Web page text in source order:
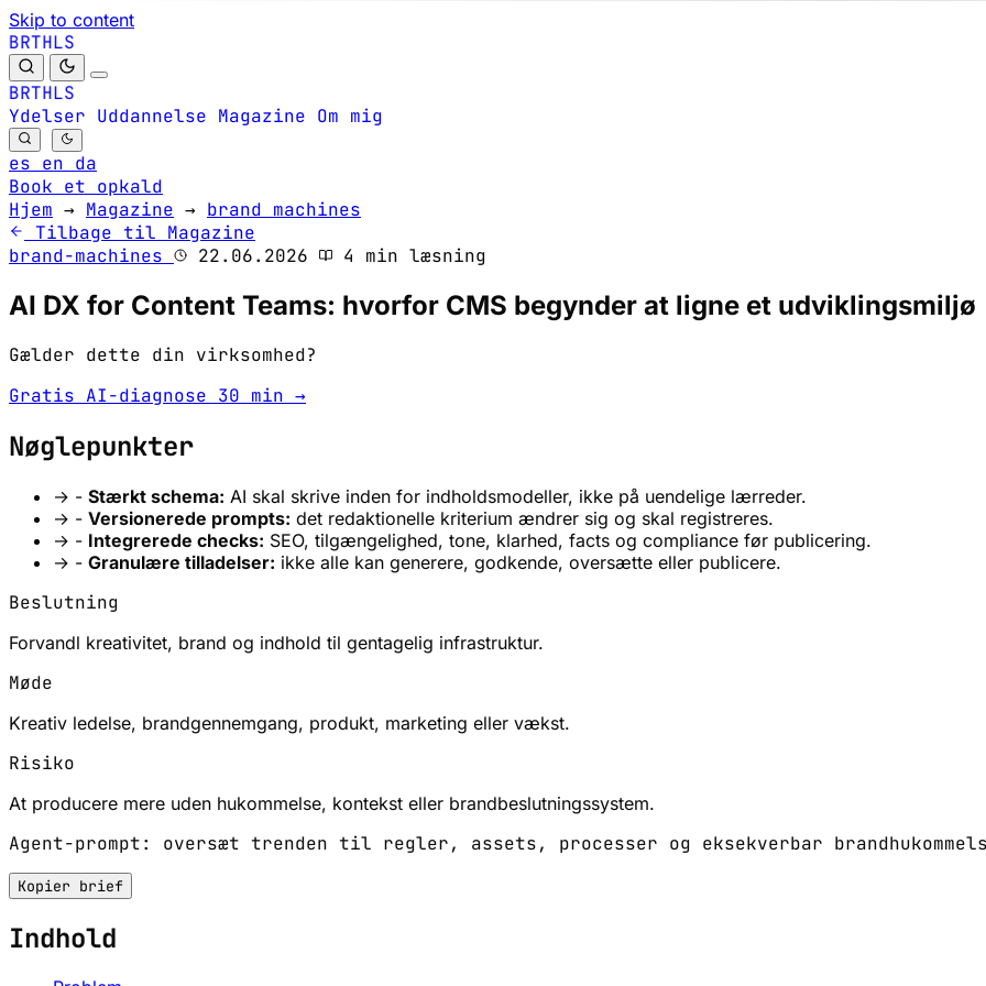
Skip to content
BRTHLS
BRTHLS
Ydelser Uddannelse Magazine Om mig
es en da
Book et opkald
Hjem → Magazine → brand machines
Tilbage til Magazine
brand-machines
22.06.2026 4 min læsning
AI DX for Content Teams: hvorfor CMS begynder at ligne et udviklingsmiljø
Gælder dette din virksomhed?
Gratis AI-diagnose 30 min →
Nøglepunkter
→ - Stærkt schema: AI skal skrive inden for indholdsmodeller, ikke på uendelige lærreder.
→ - Versionerede prompts: det redaktionelle kriterium ændrer sig og skal registreres.
→ - Integrerede checks: SEO, tilgængelighed, tone, klarhed, facts og compliance før publicering.
→ - Granulære tilladelser: ikke alle kan generere, godkende, oversætte eller publicere.
Beslutning
Forvandl kreativitet, brand og indhold til gentagelig infrastruktur.
Møde
Kreativ ledelse, brandgennemgang, produkt, marketing eller vækst.
Risiko
At producere mere uden hukommelse, kontekst eller brandbeslutningssystem.
Agent-prompt: oversæt trenden til regler, assets, processer og eksekverbar
Kopier brief
Indhold